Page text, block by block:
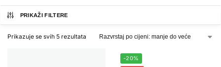
PRIKAŽI FILTERE
Prikazuje se svih 5 rezultata
-20%